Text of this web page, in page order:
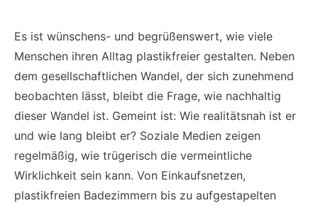
Es ist wünschens- und begrüßenswert, wie viele
Menschen ihren Alltag plastikfreier gestalten. Neben
dem gesellschaftlichen Wandel, der sich zunehmend
beobachten lässt, bleibt die Frage, wie nachhaltig
dieser Wandel ist. Gemeint ist: Wie realitätsnah ist er
und wie lang bleibt er? Soziale Medien zeigen
regelmäßig, wie trügerisch die vermeintliche
Wirklichkeit sein kann. Von Einkaufsnetzen,
plastikfreien Badezimmern bis zu aufgestapelten